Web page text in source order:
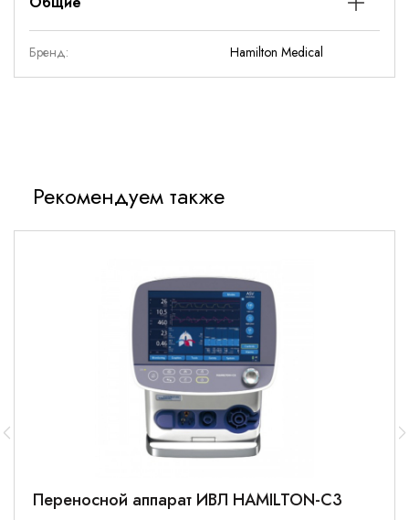
Бренд: Hamilton Medical
Рекомендуем также
Переносной аппарат ИВЛ HAMILTON-C3